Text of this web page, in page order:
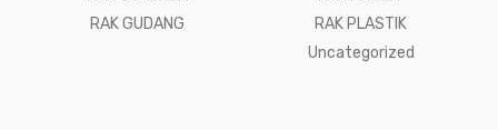
RAK GUDANG
RAK PLASTIK
Uncategorized